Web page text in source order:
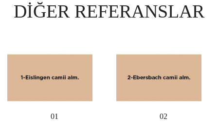
DIĞER REFERANSLAR
01 02